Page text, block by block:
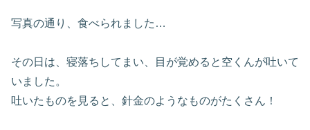
写真の通り、食べられました…
その日は、寝落ちしてまい、目が覚めると空くんが吐いて
いました。
吐いたものを見ると、針金のようなものがたくさん！